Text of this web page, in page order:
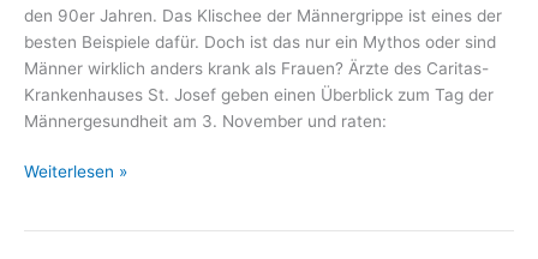
den 90er Jahren. Das Klischee der Männergrippe ist eines der
besten Beispiele dafür. Doch ist das nur ein Mythos oder sind
Männer wirklich anders krank als Frauen? Ärzte des Caritas-
Krankenhauses St. Josef geben einen Überblick zum Tag der
Männergesundheit am 3. November und raten:
Tag
Weiterlesen »